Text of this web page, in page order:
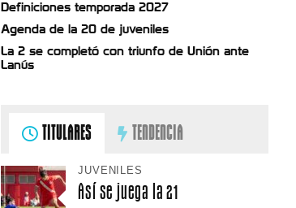
Definiciones temporada 2027
Agenda de la 20 de juveniles
La 2 se completó con triunfo de Unión ante
Lanús
TITULARES TENDENCIA
JUVENILES
Así se juega la 21